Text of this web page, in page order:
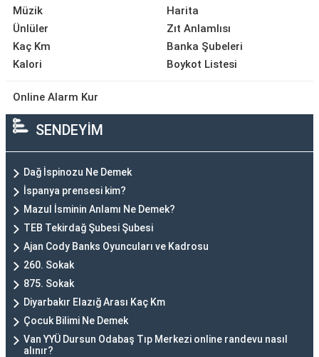
Müzik
Ünlüler
Kaç Km
Kalori
Harita
Zıt Anlamlısı
Banka Şubeleri
Boykot Listesi
Online Alarm Kur
SENDEYİM
Dağ İspinozu Ne Demek
İspanya prensesi kim?
Mazul İsminin Anlamı Ne Demek?
TEB Tekirdağ Şubesi Şubesi
Ajan Cody Banks Oyuncuları ve Kadrosu
260. Sokak
875. Sokak
Diyarbakır Elazığ Arası Kaç Km
Çocuk Bilimi Ne Demek
Van YYÜ Dursun Odabaş Tıp Merkezi online randevu nasıl
alınır?